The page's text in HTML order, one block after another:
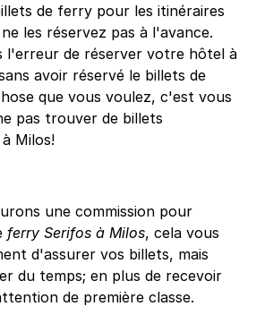
de ferry pour les itinéraires
les réservez pas à l'avance.
l'erreur de réserver votre hôtel à
avoir réservé le billets de
que vous voulez, c'est vous
pas trouver de billets
Milos!
une commission pour
ferry Serifos à Milos, cela vous
d'assurer vos billets, mais
du temps; en plus de recevoir
de première classe.